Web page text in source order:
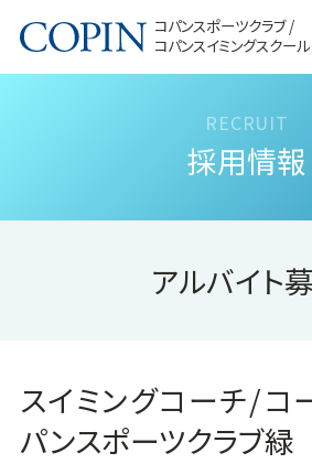
コパンスポーツクラブ /
コパンスイミングスクール
採用情報
アルバイト
スイミングコーチ/コ
パンスポーツクラブ緑